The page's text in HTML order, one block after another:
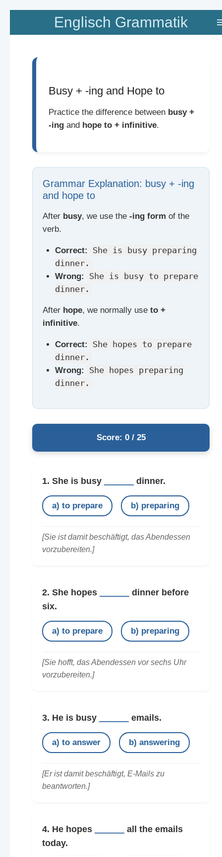
Zum
springen
Englisch Grammatik
Busy + -ing and Hope to
Practice the difference between busy +
-ingand hope to + infinitive.
Grammar Explanation: busy + -ing
and hope to
After busy, we use the -ing form of the
verb.
Correct:
She is busy preparing
dinner.
Wrong:
She is busy to prepare
dinner.
After hope, we normally use to +
infinitive.
Correct:
She hopes to prepare
dinner.
Wrong:
She hopes preparing
dinner.
Score: 0 / 25
1. She is busy dinner.
a) to prepare b) preparing
[Sie ist damit beschäftigt, das Abendessen
vorzubereiten.]
2. She hopes
dinner before
six.
a) to prepare b) preparing
[Sie hofft, das Abendessen vor sechs Uhr
vorzubereiten.]
3. He is busy emails.
a) to answer b) answering
[Er ist damit beschäftigt, E-Mails zu
beantworten.]
4. He hopes
all the emails
today.